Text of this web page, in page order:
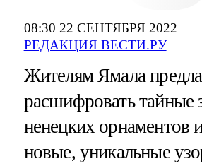
08:30 22 СЕНТЯБРЯ 2022
РЕДАКЦИЯ ВЕСТИ.РУ
Жителям Ямала
расшифровать тайные
ненецких орнаментов
новые, уникальные